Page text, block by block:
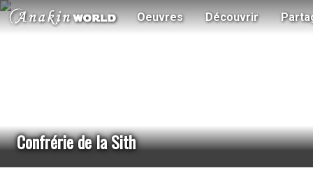
Oeuvres Découvrir
Confrérie de la Sith